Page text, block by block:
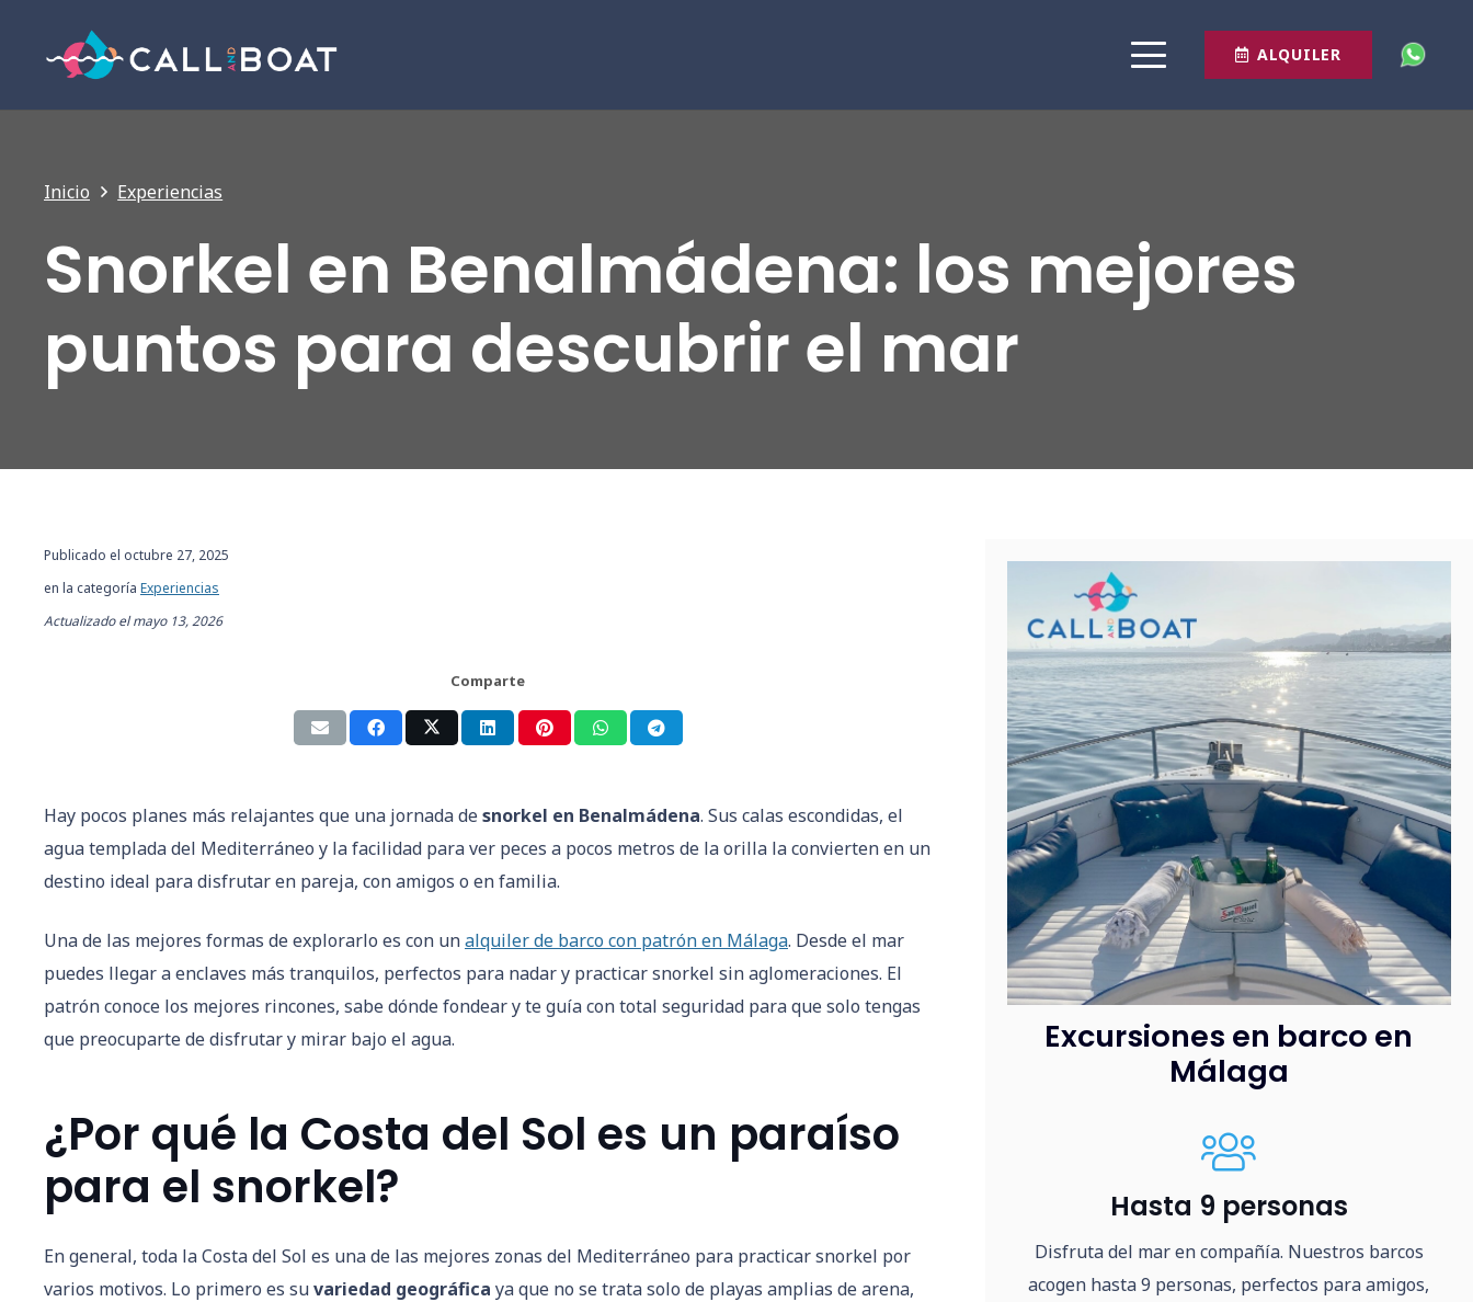
ALQUILER
Inicio Experiencias
Snorkel en Benalmádena: los mejores
puntos para descubrir el mar
Publicado el octubre 27, 2025
en la categoría Experiencias
Actualizado elmayo 13, 2026
Comparte
Hay pocos planes más relajantes que una jornada desnorkel en Benalmádena. Sus calas escondidas, el
agua templada del Mediterráneo y la facilidad para ver peces a pocos metros de la orilla la convierten en un
destino ideal para disfrutar en pareja, con amigos o en familia.
Una de las mejores formas de explorarlo es con unalquiler de barco con patrón en Málaga. Desde el mar
puedes llegar a enclaves más tranquilos, perfectos para nadar y practicar snorkel sin aglomeraciones. El
patrón conoce los mejores rincones, sabe dónde fondear y te guía con total seguridad para que solo tengas
que preocuparte de disfrutar y mirar bajo el agua.
¿Por qué la Costa del Sol es un paraíso
para el snorkel?
En general, toda la Costa del Sol es una de las mejores zonas del Mediterráneo para practicar snorkel por
varios motivos. Lo primero es suvariedad geográfica ya que no se trata solo de playas amplias de arena,
Excursiones en barco en
Málaga
Hasta 9 personas
Disfruta del mar en compañía. Nuestros barcos
acogen hasta 9 personas, perfectos para amigos,